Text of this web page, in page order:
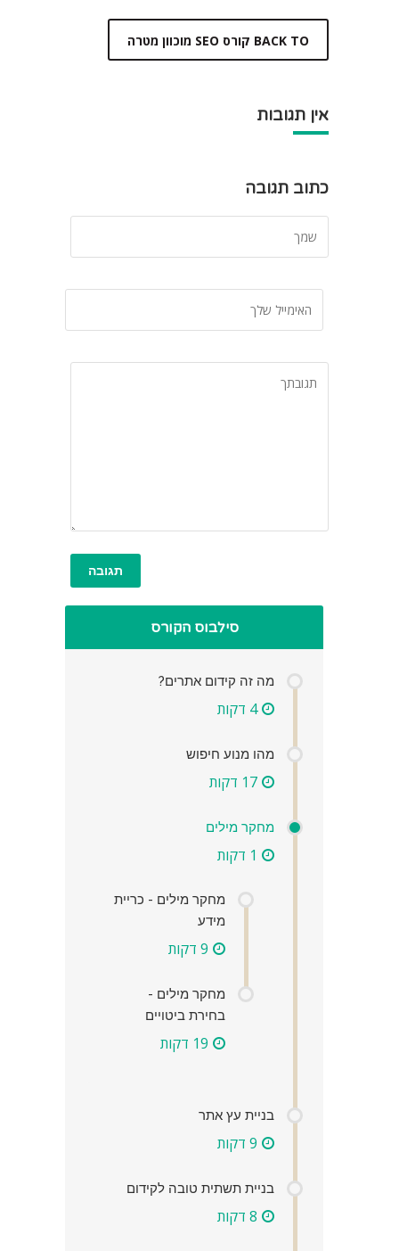
BACK TO קורס SEO מוכוון מטרה
אין תגובות
כתוב תגובה
סילבוס הקורס
מה זה קידום אתרים?
4 דקות
מהו מנוע חיפוש
17 דקות
מחקר מילים
1 דקות
מחקר מילים - כריית
מידע
9 דקות
מחקר מילים -
בחירת ביטויים
19 דקות
בניית עץ אתר
9 דקות
בניית תשתית טובה לקידום
8 דקות